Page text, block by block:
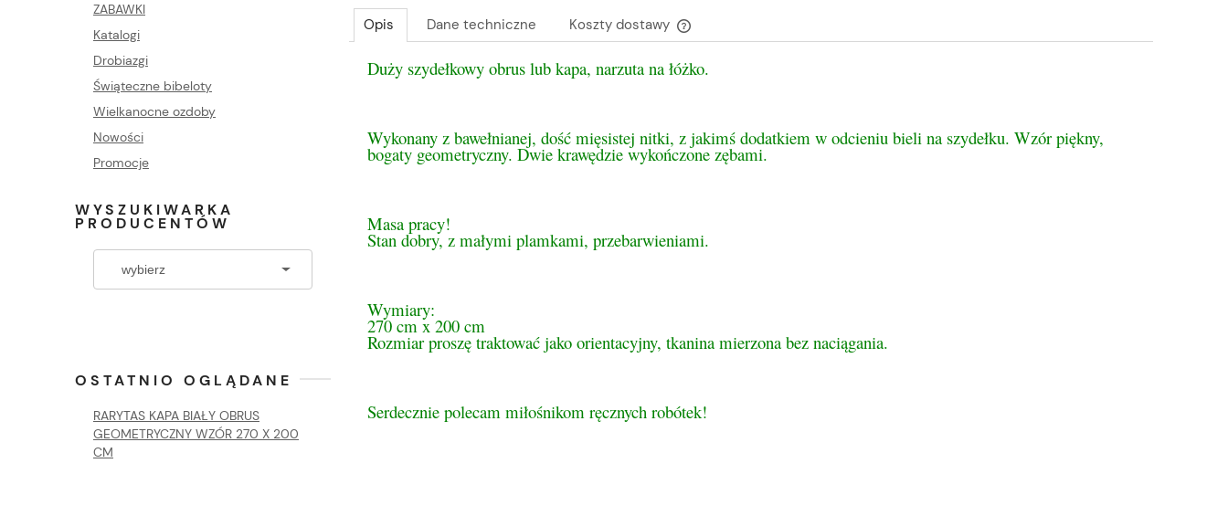
ZABAWKI
Katalogi
Drobiazgi
Świąteczne bibeloty
Wielkanocne ozdoby
Nowości
Promocje
WYSZUKIWARKA
PRODUCENTÓW
OSTATNIO OGLĄDANE
RARYTAS KAPA BIAŁY OBRUS
GEOMETRYCZNY WZÓR 270 X 200
CM
Opis Dane techniczne Koszty dostawy
Cena nie zawiera ewentualnych kosztów
Duży szydełkowy obrus lub kapa, narzuta na łóżko.
Wykonany z bawełnianej, dość mięsistej nitki, z jakimś dodatkiem w odcieniu bieli na szydełku. Wzór piękny,
bogaty geometryczny. Dwie krawędzie wykończone zębami.
Masa pracy!
Stan dobry, z małymi plamkami, przebarwieniami.
Wymiary:
270 cm x 200 cm
Rozmiar proszę traktować jako orientacyjny, tkanina mierzona bez naciągania.
Serdecznie polecam miłośnikom ręcznych robótek!